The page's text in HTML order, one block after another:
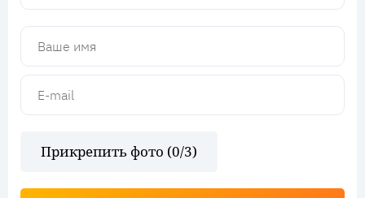
Прикрепить фото (0/3)